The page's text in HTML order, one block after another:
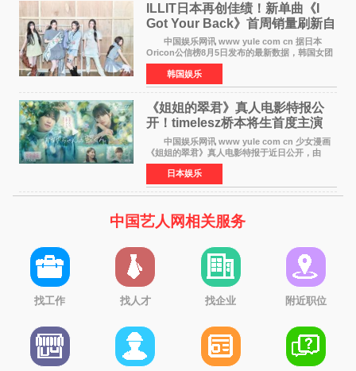
ILLIT日本再创佳绩！新单曲《I
Got Your Back》首周销量刷新自
身纪录
中国娱乐网讯 www yule com cn 据日本
Oricon公信榜8月5日发布的最新数据，韩国女团
ILLIT在日本发行的第二张单曲《I Got Your
Back》首周销量达到71,009张，成功跻身最新一
期周单曲排行
韩国娱乐
《姐姐的翠君》真人电影特报公
开！timelesz桥本将生首度主演
12月4日上映
中国娱乐网讯 www yule com cn 少女漫画
《姐姐的翠君》真人电影特报于近日公开，由
timelesz成员桥本将生担任主演，这也是他首次
担任电影主演，引发高度关注。 女高中生咲
苗翠（中岛瑠菜
日本娱乐
中国艺人网相关服务
找工作 找人才 找企业 附近职位